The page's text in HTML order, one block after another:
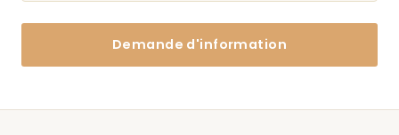
Demande d'information